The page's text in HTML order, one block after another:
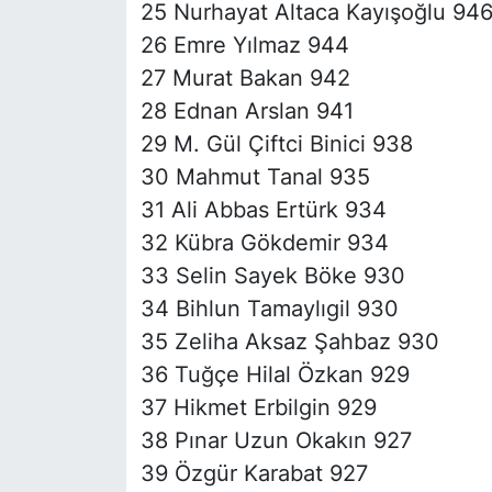
25 Nurhayat Altaca Kayışoğlu 946
26 Emre Yılmaz 944
27 Murat Bakan 942
28 Ednan Arslan 941
29 M. Gül Çiftci Binici 938
30 Mahmut Tanal 935
31 Ali Abbas Ertürk 934
32 Kübra Gökdemir 934
33 Selin Sayek Böke 930
34 Bihlun Tamaylıgil 930
35 Zeliha Aksaz Şahbaz 930
36 Tuğçe Hilal Özkan 929
37 Hikmet Erbilgin 929
38 Pınar Uzun Okakın 927
39 Özgür Karabat 927